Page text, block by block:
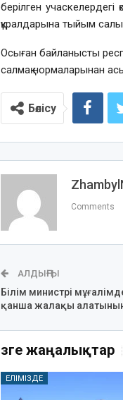
берілген
құралдарына тыйым
Осыған байланысты
салмақ нормаларынан
Бөлісу
Comments
АЛДЫҢҒЫ
Білім министрі
қанша жалақы
Өзге жаңалықтар
ЕЛІМІЗДЕ